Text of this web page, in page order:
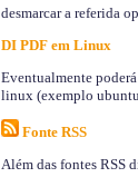
desmarcar a referida
DI PDF em Linux
Eventualmente
linux (exemplo
Fonte RSS
Além das fontes RSS